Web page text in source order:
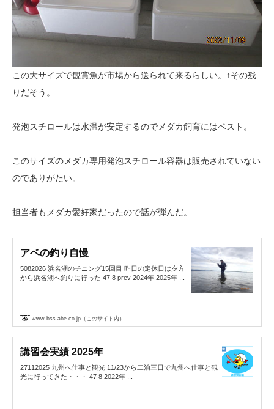
この大サイズで観賞魚が市場から送られて来るらしい。↑その残
りだそう。
発泡スチロールは水温が安定するのでメダカ飼育にはベスト。
このサイズのメダカ専用発泡スチロール容器は販売されていない
のでありがたい。
担当者もメダカ愛好家だったので話が弾んだ。
アベの釣り自慢
5082026 浜名湖のチニング15回目 昨日の定休日は夕方
から浜名湖へ釣りに行った 47 8 prev 2024年 2025年 ...
www.bss-abe.co.jp（このサイト内）
講習会実績 2025年
27112025 九州へ仕事と観光 11/23から二泊三日で九州へ仕事と観
光に行ってきた・・・ 47 8 2022年 ...